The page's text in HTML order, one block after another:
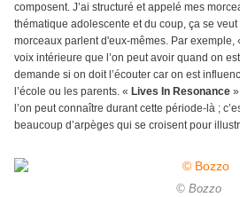
composent. J’ai structuré et appelé mes
thématique adolescente et du coup, ça se
morceaux parlent d'eux-mêmes. Par exemple,
voix intérieure que l’on peut avoir quand on
demande si on doit l’écouter car on est
l’école ou les parents. « Lives In Resonance
l’on peut connaître durant cette période-là ;
beaucoup d’arpèges qui se croisent pour
© Bozzo